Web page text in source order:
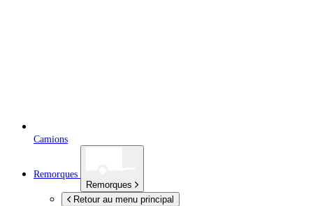
Camions
Remorques
Remorques
Retour au menu principal